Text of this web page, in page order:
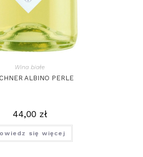
Wina białe
ALBINO PERLE
44,00 zł
się więcej